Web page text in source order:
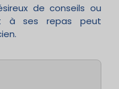
de conseils ou
à ses repas peut